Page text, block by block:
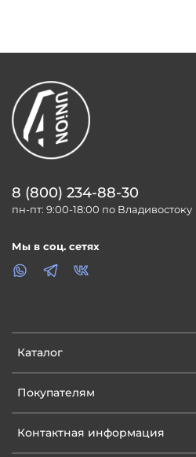
Каталог
Покупателям
Контактная информация
8 (800) 234-88-30
пн-пт: 9:00-18:00 по Владивостоку
Мы в соц. сетях